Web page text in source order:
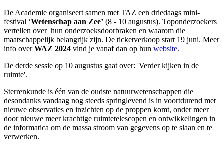
De Academie organiseert samen met TAZ een driedaags mini-
festival ‘Wetenschap aan Zee’ (8 - 10 augustus). Toponderzoekers
vertellen over hun onderzoeksdoorbraken en waarom die
maatschappelijk belangrijk zijn. De ticketverkoop start 19 juni. Meer
info overWAZ 2024 vind je vanaf dan op hun website.
De derde sessie op 10 augustus gaat over: 'Verder kijken in de
ruimte'.
Sterrenkunde is één van de oudste natuurwetenschappen die
desondanks vandaag nog steeds springlevend is in voortdurend met
nieuwe observaties en inzichten op de proppen komt, onder meer
door nieuwe meer krachtige ruimtetelescopen en ontwikkelingen in
de informatica om de massa stroom van gegevens op te slaan en te
verwerken.